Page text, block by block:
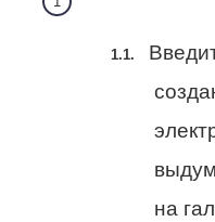
на